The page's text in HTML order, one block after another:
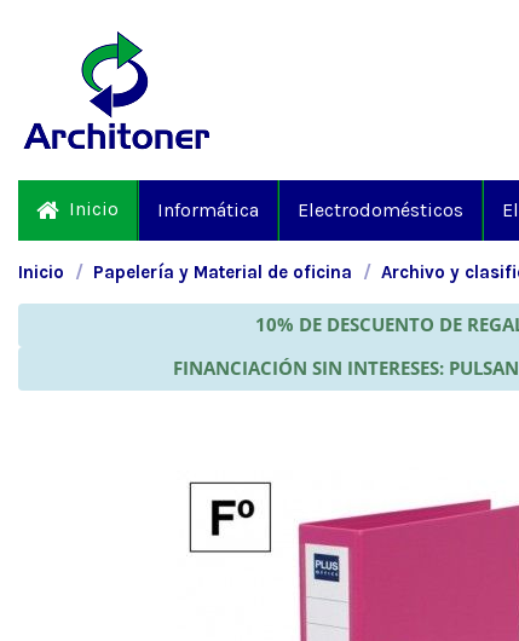
Inicio Informática Electrodomésticos
Inicio Papelería y Material de oficina Archivo y
10% DE DESCUENTO DE
FINANCIACIÓN SIN INTERESES: